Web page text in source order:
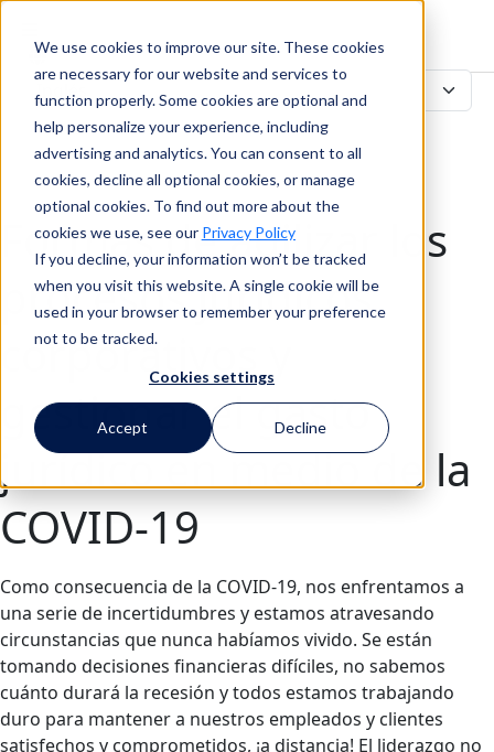
We use cookies to improve our site. These cookies
are necessary for our website and services to
function properly. Some cookies are optional and
help personalize your experience, including
advertising and analytics. You can consent to all
cookies, decline all optional cookies, or manage
optional cookies. To find out more about the
cookies we use, see our Privacy Policy
If you decline, your information won’t be tracked
when you visit this website. A single cookie will be
used in your browser to remember your preference
not to be tracked.
Cookies settings
Accept Decline
Buscar en
Formas de agilizar los
procesos jurídicos
corporativos y
gestionar el gasto
jurídico en medio de la
COVID-19
Como consecuencia de la COVID-19, nos enfrentamos a
una serie de incertidumbres y estamos atravesando
circunstancias que nunca habíamos vivido. Se están
tomando decisiones financieras difíciles, no sabemos
cuánto durará la recesión y todos estamos trabajando
duro para mantener a nuestros empleados y clientes
satisfechos y comprometidos, ¡a distancia! El liderazgo no